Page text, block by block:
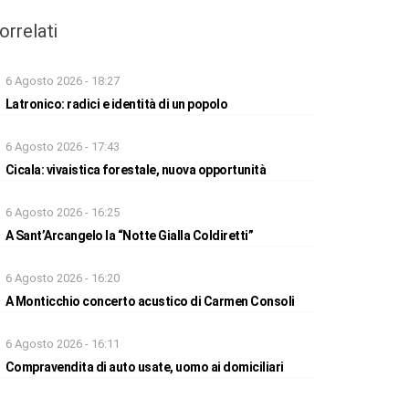
6 Agosto 2026 - 18:27
Latronico: radici e identità di un popolo
6 Agosto 2026 - 17:43
Cicala: vivaistica forestale, nuova opportunità
6 Agosto 2026 - 16:25
A Sant’Arcangelo la “Notte Gialla Coldiretti”
6 Agosto 2026 - 16:20
A Monticchio concerto acustico di Carmen Consoli
6 Agosto 2026 - 16:11
Compravendita di auto usate, uomo ai domiciliari